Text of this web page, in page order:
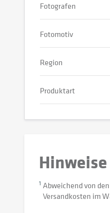
Fotografen
Fotomotiv
Region
Produktart
Hinweise
1 Abweichend von
Versandkosten im